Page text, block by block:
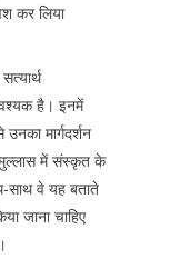
कर लिया
है। इनमें
मार्गदर्शन
में संस्कृत के
साथ वे यह बताते
जाना चाहिए